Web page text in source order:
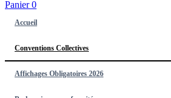
Panier0
Accueil
Conventions Collectives
Affichages Obligatoires 2026